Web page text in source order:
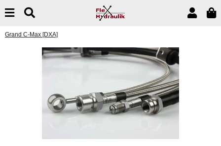
Grand C-Max [DXA]